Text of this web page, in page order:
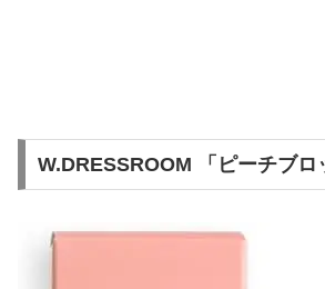
W.DRESSROOM 「ピーチブロ